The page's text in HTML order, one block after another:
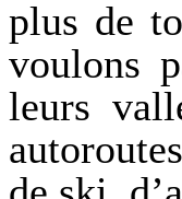
plus de
voulons
leurs